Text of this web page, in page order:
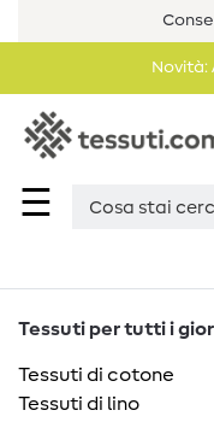
Novità:
☰
Tessuti per tutti i
Tessuti di cotone
Tessuti di lino